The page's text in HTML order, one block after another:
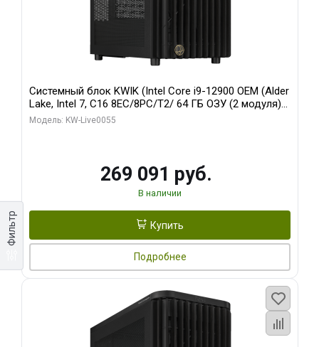
Фильтр
Системный блок KWIK (Intel Core i9-12900 OEM (Alder
Lake, Intel 7, C16 8EC/8PC/T2/ 64 ГБ ОЗУ (2 модуля)/
MSI RTX5080 SHADOW 3X OC 16GB GDDR7 256bit 3xDP
Модель: KW-Live0055
269 091 руб.
В наличии
Купить
Подробнее